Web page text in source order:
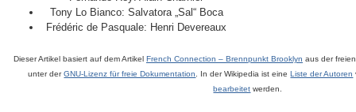
Tony Lo Bianco: Salvatora „Sal“ Boca
Frédéric de Pasquale: Henri Devereaux
Dieser Artikel basiert auf dem Artikel French Connection – Brennpunkt Brooklyn aus der
unter derGNU-Lizenz für freie Dokumentation. In der Wikipedia ist eineListe der Autoren
bearbeitet werden.